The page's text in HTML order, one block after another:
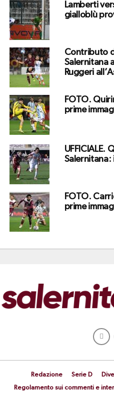
Lamberti
gialloblù
Contributo
Salernitana
Ruggeri
FOTO.
prime
UFFICIALE.
Salernitana:
FOTO.
prime
Redazione Serie D
Regolamento sui commenti e